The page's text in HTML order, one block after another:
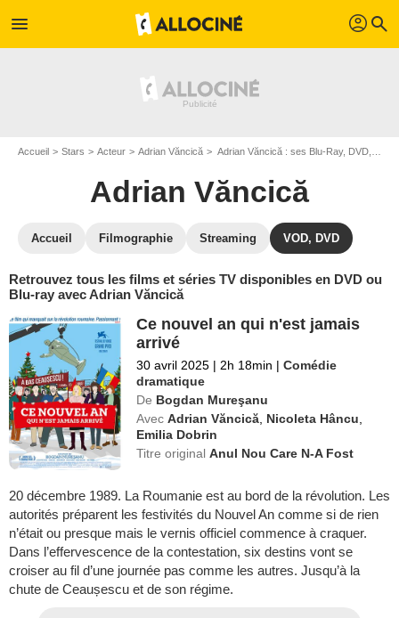
menu profil search
Accueil Stars Acteur Adrian Văncică Adrian Văncică : ses Blu-Ray, DVD, VOD, SVOD
Adrian Văncică
Accueil Filmographie Streaming VOD, DVD
Retrouvez tous les films et séries TV disponibles en DVD ou
Blu-ray avec Adrian Văncică
Ce nouvel an qui n'est jamais
arrivé
30 avril 2025 | 2h 18min | Comédie
dramatique
De Bogdan Mureşanu
Avec Adrian Văncică Nicoleta Hâncu
Emilia Dobrin
Titre originalAnul Nou Care N-A Fost
20 décembre 1989. La Roumanie est au bord de la révolution. Les
autorités préparent les festivités du Nouvel An comme si de rien
n’était ou presque mais le vernis officiel commence à craquer.
Dans l’effervescence de la contestation, six destins vont se
croiser au fil d’une journée pas comme les autres. Jusqu’à la
chute de Ceaușescu et de son régime.